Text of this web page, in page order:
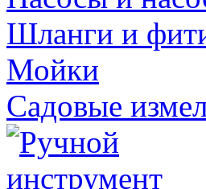
Шланги и
Мойки
Садовые